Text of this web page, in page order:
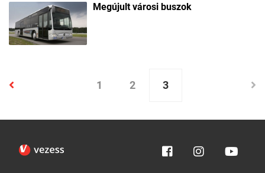
Megújult városi buszok
1 2 3